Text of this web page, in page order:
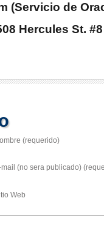
(Servicio de
Hercules St.
(requerido)
mail (no sera publicado)
Web